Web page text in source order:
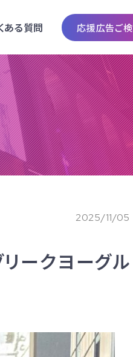
ある質問 応援広告ご
2025/11/05
リークヨーグル